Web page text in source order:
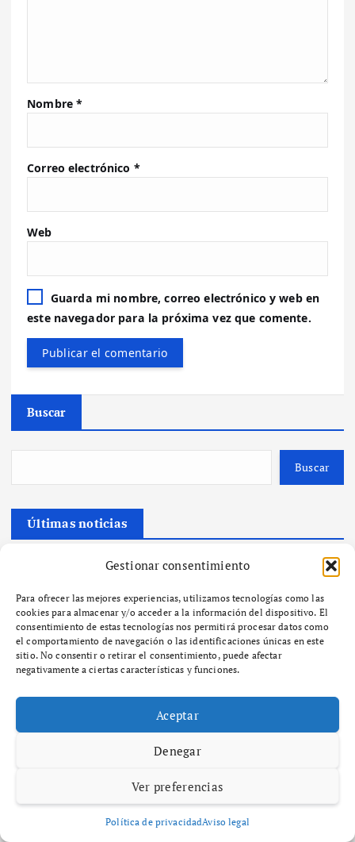
Gestionar consentimiento
Para ofrecer las mejores experiencias, utilizamos tecnologías como las
cookies para almacenar y/o acceder a la información del dispositivo. El
consentimiento de estas tecnologías nos permitirá procesar datos como
el comportamiento de navegación o las identificaciones únicas en este
sitio. No consentir o retirar el consentimiento, puede afectar
negativamente a ciertas características y funciones.
Aceptar
Denegar
Ver preferencias
Política de privacidadAviso legal
Nombre*
Correo electrónico *
Web
Guarda mi nombre, correo electrónico y web en
este navegador para la próxima vez que comente.
Buscar
Buscar
Últimas noticias
A Paisaxe que sabe difunde la cultura y patrimonio de la provincia
SEO y GEO: Cómo alinear la estrategia de contenidos con la
inteligencia artificial
La app Freecash de Almedia lidera los rankings globales de la App
Store de iOS mientras las plataformas de recompensas se
generalizan
Freecash presenta una forma divertida y sencilla de ganar dinero
¿Qué es el zoning y cómo afecta el desarrollo urbano en tu
Comentarios recientes